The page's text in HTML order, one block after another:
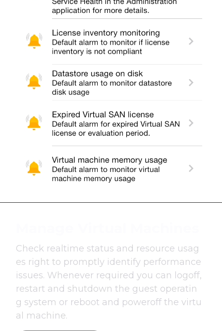
Check realtime status and resource usag
es right to promptly identify performance
issues. Whenever required you can logoff,
restart and shutdown the guest operatin
g system or reboot and poweroff the virtu
al machine.